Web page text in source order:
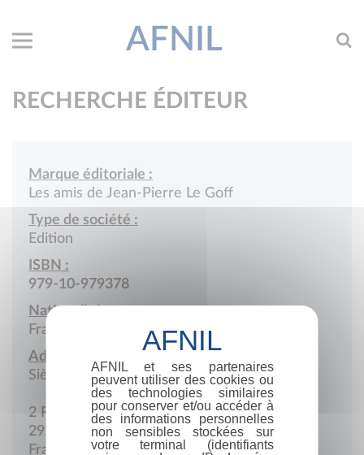
AFNIL
RECHERCHE ÉDITEUR
Marque éditoriale :
Les amis de Jean-Pierre Le Goff
Type de société :
Edition
ISBN :
979-10-979378
Nationalité :
France
Adresse :
Siège social
2 Rue Nicolas-Labat
29200 Brest
France
AFNIL et ses partenaires
peuvent utiliser des cookies ou
des technologies similaires
pour conserver et/ou accéder à
des informations personnelles
non sensibles stockées sur
votre terminal (identifiants